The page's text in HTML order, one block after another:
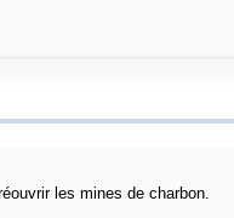
les mines de charbon.